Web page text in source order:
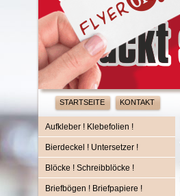
STARTSEITE KONTAKT
Aufkleber ! Klebefolien !
Bierdeckel ! Untersetzer !
Blöcke ! Schreibblöcke !
Briefbögen ! Briefpapiere !